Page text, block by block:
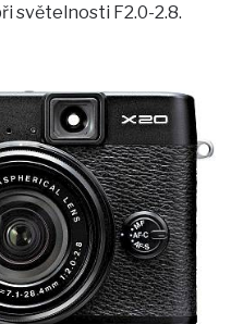
světelnosti F2.0-2.8.